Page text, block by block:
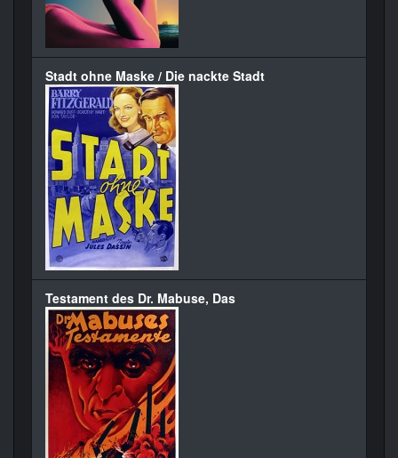
Stadt ohne Maske / Die nackte Stadt
Testament des Dr. Mabuse, Das